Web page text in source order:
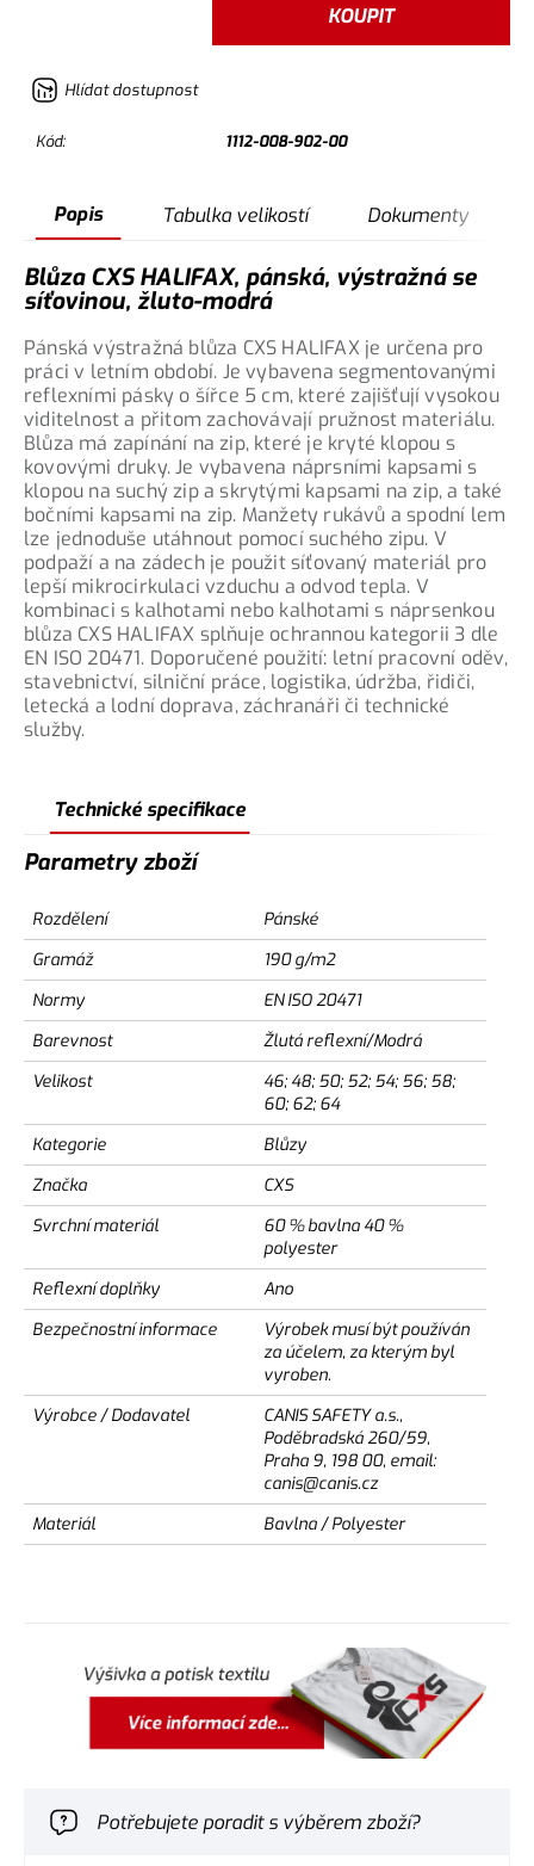
KOUPIT
Hlídat dostupnost
Kód: 1112-008-902-00
Popis Tabulka velikostí Dokumenty
Blůza CXS HALIFAX, pánská, výstražná se
síťovinou, žluto-modrá
Pánská výstražná blůza CXS HALIFAX je určena pro
práci v letním období. Je vybavena segmentovanými
reflexními pásky o šířce 5 cm, které zajišťují vysokou
viditelnost a přitom zachovávají pružnost materiálu.
Blůza má zapínání na zip, které je kryté klopou s
kovovými druky. Je vybavena náprsními kapsami s
klopou na suchý zip a skrytými kapsami na zip, a také
bočními kapsami na zip. Manžety rukávů a spodní lem
lze jednoduše utáhnout pomocí suchého zipu. V
podpaží a na zádech je použit síťovaný materiál pro
lepší mikrocirkulaci vzduchu a odvod tepla. V
kombinaci s kalhotami nebo kalhotami s náprsenkou
blůza CXS HALIFAX splňuje ochrannou kategorii 3 dle
EN ISO 20471. Doporučené použití: letní pracovní oděv,
stavebnictví, silniční práce, logistika, údržba, řidiči,
letecká a lodní doprava, záchranáři či technické
služby.
Technické specifikace
Parametry zboží
Rozdělení
Pánské
Gramáž
190 g/m2
Normy
EN ISO 20471
Barevnost
Žlutá reflexní/Modrá
Velikost
46; 48; 50; 52; 54; 56; 58;
60; 62; 64
Kategorie
Blůzy
Značka
CXS
Svrchní materiál
60 % bavlna 40 %
polyester
Reflexní doplňky
Ano
Bezpečnostní informace
Výrobek musí být používán
za účelem, za kterým byl
vyroben.
Výrobce / Dodavatel
CANIS SAFETY a.s.,
Poděbradská 260/59,
Praha 9, 198 00, email:
canis@canis.cz
Materiál
Bavlna / Polyester
Potřebujete poradit s výběrem zboží?